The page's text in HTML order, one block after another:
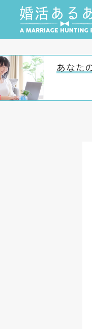
心の処方箋